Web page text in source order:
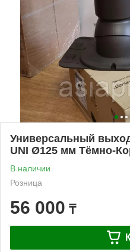
Универсальный
UNI Ø125 мм Тёмно-
В наличии
Розница
56 000 ₸